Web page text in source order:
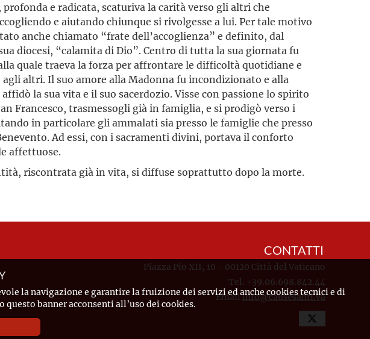
profonda e radicata, scaturiva la carità verso gli altri che
e aiutando chiunque si rivolgesse a lui. Per tale motivo
anche chiamato “frate dell’accoglienza” e definito, dal
diocesi, “calamita di Dio”. Centro di tutta la sua giornata fu
quale traeva la forza per affrontare le difficoltà quotidiane e
altri. Il suo amore alla Madonna fu incondizionato e alla
la sua vita e il suo sacerdozio. Visse con passione lo spirito
Francesco, trasmessogli già in famiglia, e si prodigò verso i
in particolare gli ammalati sia presso le famiglie che presso
Ad essi, con i sacramenti divini, portava il conforto
affettuose.
riscontrata già in vita, si diffuse soprattutto dopo la morte.
CONTATTI
Piazza Pio XII, 10 - 00120 Città del Vaticano
Tel. +39.06.698.842.44
Emailinfo@causesanti.va
la navigazione e garantire la fruizione dei servizi ed anche cookies tecnici e di
questo banner acconsenti all’uso dei cookies.